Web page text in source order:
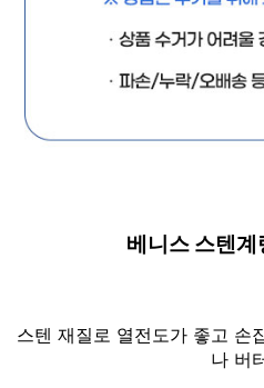
베니스 스텐
스텐 재질로 열전도가 좋고 손
나 버